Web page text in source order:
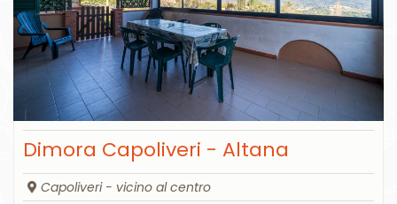
Dimora Capoliveri - Altana
Capoliveri - vicino al centro